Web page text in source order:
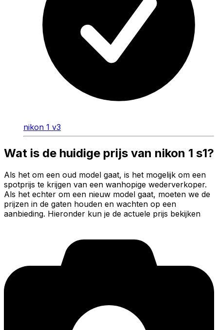
nikon 1 v3
Wat is de huidige prijs van nikon 1 s1?
Als het om een oud model gaat, is het mogelijk om een
spotprijs te krijgen van een wanhopige wederverkoper.
Als het echter om een nieuw model gaat, moeten we de
prijzen in de gaten houden en wachten op een
aanbieding. Hieronder kun je de actuele prijs bekijken